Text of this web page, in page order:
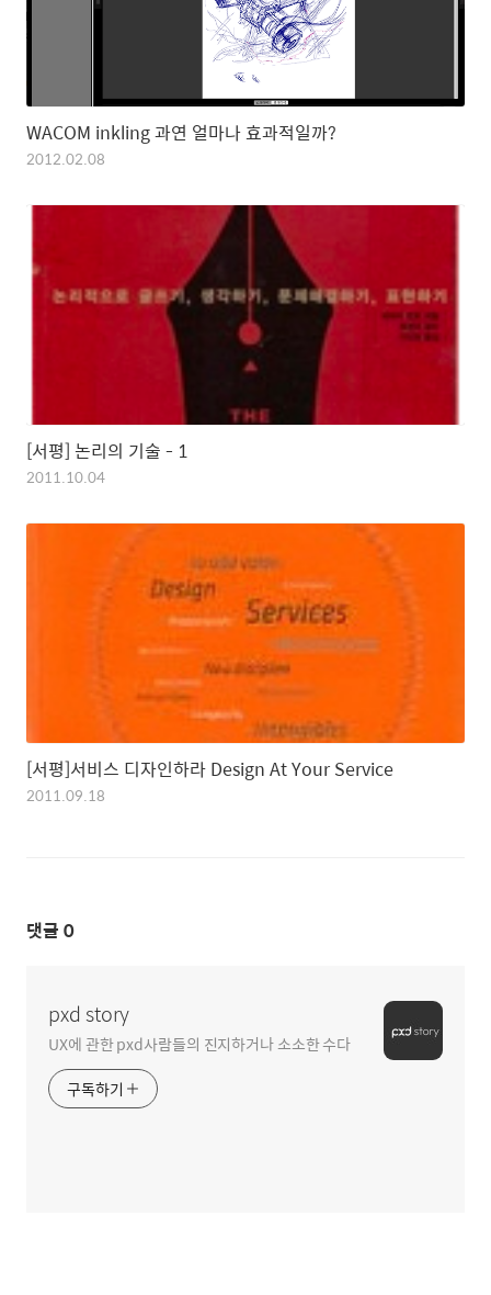
WACOM inkling 과연 얼마나 효과적일까?
2012.02.08
[서평] 논리의 기술 - 1
2011.10.04
[서평]서비스 디자인하라 Design At Your Service
2011.09.18
댓글 0
pxd story
UX에 관한 pxd사람들의 진지하거나 소소한 수다
구독하기